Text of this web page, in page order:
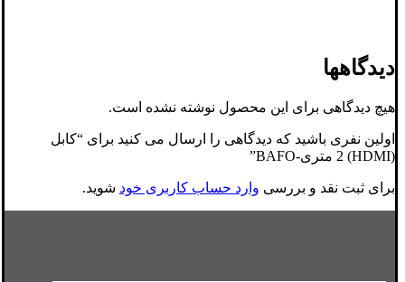
دیدگاهها
هیچ دیدگاهی برای این محصول نوشته نشده است.
اولین نفری باشید که دیدگاهی را ارسال می کنید برای “کابل
(HDMI) 2 متری-BAFO”
برای ثبت نقد و بررسی وارد حساب کاربری خود شوید.